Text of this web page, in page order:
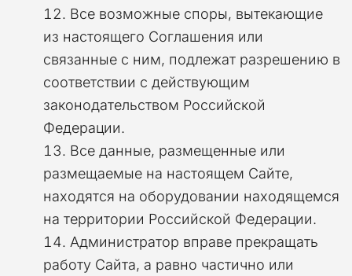
Все возможные споры, вытекающие
из настоящего Соглашения или
связанные с ним, подлежат разрешению в
соответствии с действующим
законодательством Российской
Федерации.
Все данные, размещенные или
размещаемые на настоящем Сайте,
находятся на оборудовании находящемся
на территории Российской Федерации.
Администратор вправе прекращать
работу Сайта, а равно частично или